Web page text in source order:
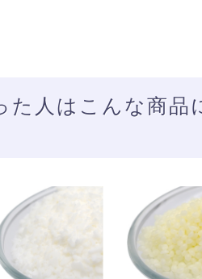
た人はこんな商品